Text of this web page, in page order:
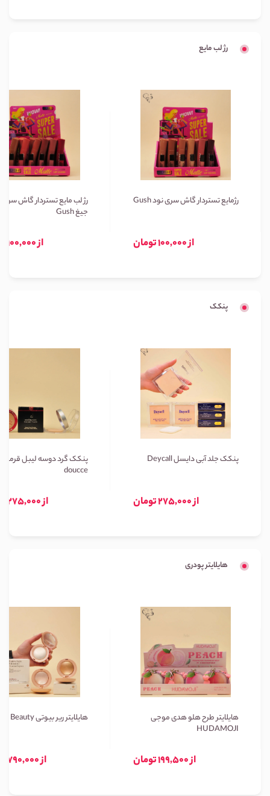
رژ لب مایع
رژمایع تستردار گاش سری نود Gush
از 100,000 تومان
رژ لب مایع تستردار گاش سری
جیغ Gush
از 100,000 تومان
پنکک
پنکک جلد آبی دایسل Deycall
از 275,000 تومان
پنکک گرد دوسه لیبل قرمز
doucce
از 275,000 تومان
هایلایتر پودری
هایلایتر طرح هلو هدی موجی
HUDAMOJI
از 199,500 تومان
هایلایتر ریر بیوتی Rare Beauty
از 790,000 تومان